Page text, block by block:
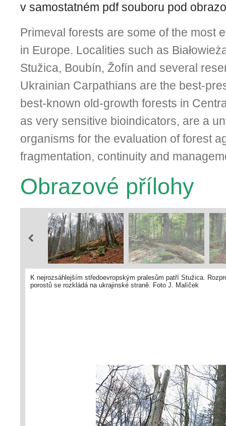
v samostatném pdf souboru pod
Primeval forests are some of the most
in Europe. Localities such as
Stužica, Boubín, Žofín and several
Ukrainian Carpathians are the best-
best-known old-growth forests in
as very sensitive bioindicators, are a
organisms for the evaluation of forest
fragmentation, continuity and
Obrazové přílohy
K nejrozsáhlejším středoevropským pralesům patří Stužica.
porostů se rozkládá na ukrajinské straně. Foto J. Malíček